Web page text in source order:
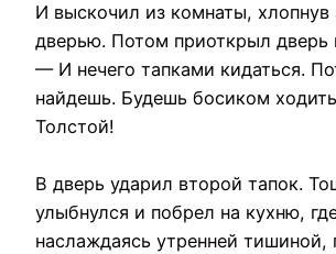
И выскочил из комнаты, хлопнув
дверью. Потом приоткрыл дверь
— И нечего тапками кидаться.
найдешь. Будешь босиком
Толстой!
В дверь ударил второй тапок.
улыбнулся и побрел на кухню,
наслаждаясь утренней тишиной,